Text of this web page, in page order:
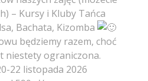
– Kursy i Kluby Tańca
Bachata, Kizomba
będziemy razem, choć
niestety ograniczona.
22 listopada 2026